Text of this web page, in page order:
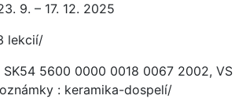
9. – 17. 12. 2025
lekcií/
5600 0000 0018 0067 2002, VS
: keramika-dospelí/